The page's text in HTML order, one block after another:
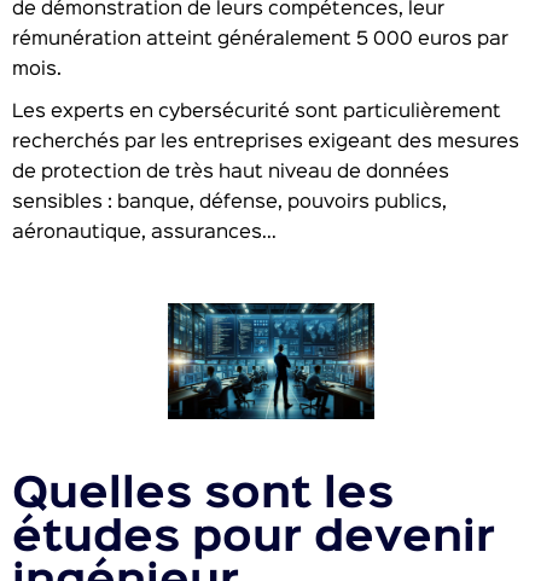
de démonstration de leurs compétences, leur
rémunération atteint généralement 5 000 euros par
mois.
Les experts en cybersécurité sont particulièrement
recherchés par les entreprises exigeant des mesures
de protection de très haut niveau de données
sensibles : banque, défense, pouvoirs publics,
aéronautique, assurances…
Quelles sont les
études pour devenir